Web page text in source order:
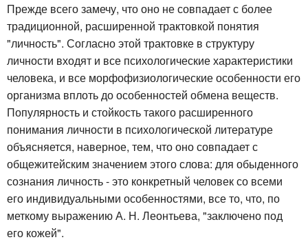
Прежде всего замечу, что оно не совпадает с более
традиционной, расширенной трактовкой понятия
"личность". Согласно этой трактовке в структуру
личности входят и все психологические характеристики
человека, и все морфофизиологические особенности его
организма вплоть до особенностей обмена веществ.
Популярность и стойкость такого расширенного
понимания личности в психологической литературе
объясняется, наверное, тем, что оно совпадает с
общежитейским значением этого слова: для обыденного
сознания личность - это конкретный человек со всеми
его индивидуальными особенностями, все то, что, по
меткому выражению А. Н. Леонтьева, "заключено под
его кожей".